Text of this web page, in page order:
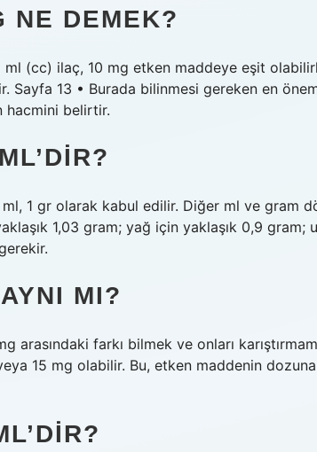
NE DEMEK?
ml (cc) ilaç, 10 mg etken maddeye eşit
Sayfa 13 • Burada bilinmesi gereken en
hacmini belirtir.
1 gr olarak kabul edilir. Diğer ml ve gram
1,03 gram; yağ için yaklaşık 0,9 gram;
MI?
arasındaki farkı bilmek ve onları
15 mg olabilir. Bu, etken maddenin